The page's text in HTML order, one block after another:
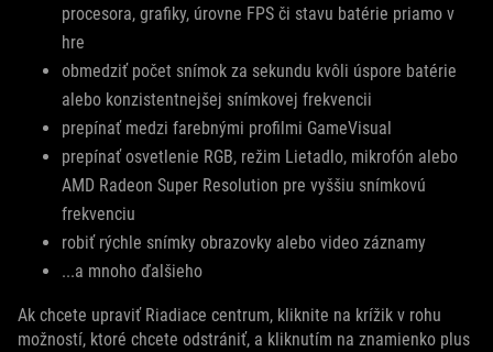
procesora, grafiky, úrovne FPS či stavu batérie priamo v
hre
obmedziť počet snímok za sekundu kvôli úspore batérie
alebo konzistentnejšej snímkovej frekvencii
prepínať medzi farebnými profilmi GameVisual
prepínať osvetlenie RGB, režim Lietadlo, mikrofón alebo
AMD Radeon Super Resolution pre vyššiu snímkovú
frekvenciu
robiť rýchle snímky obrazovky alebo video záznamy
...a mnoho ďalšieho
Ak chcete upraviť Riadiace centrum, kliknite na krížik v rohu
možností, ktoré chcete odstrániť, a kliknutím na znamienko plus